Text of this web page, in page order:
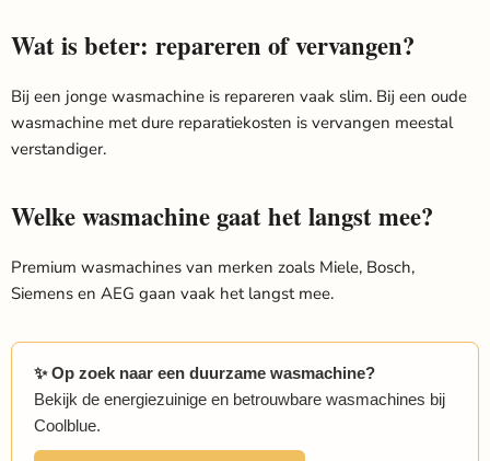
Wat is beter: repareren of vervangen?
Bij een jonge wasmachine is repareren vaak slim. Bij een oude
wasmachine met dure reparatiekosten is vervangen meestal
verstandiger.
Welke wasmachine gaat het langst mee?
Premium wasmachines van merken zoals Miele, Bosch,
Siemens en AEG gaan vaak het langst mee.
✨ Op zoek naar een duurzame wasmachine?
Bekijk de energiezuinige en betrouwbare wasmachines bij
Coolblue.